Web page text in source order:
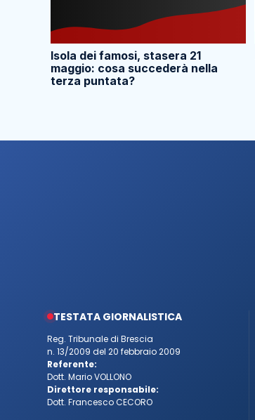
Isola dei famosi, stasera 21
maggio: cosa succederà nella
terza puntata?
TESTATA GIORNALISTICA
Reg. Tribunale di Brescia
n. 13/2009 del 20 febbraio 2009
Referente:
Dott. Mario VOLLONO
Direttore responsabile:
Dott. Francesco CECORO